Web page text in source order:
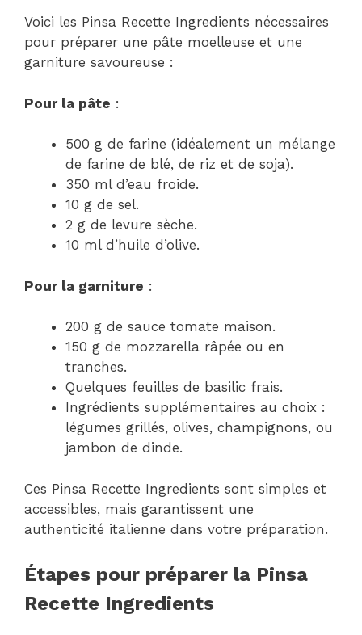
Voici les Pinsa Recette Ingredients nécessaires
pour préparer une pâte moelleuse et une
garniture savoureuse :
Pour la pâte :
500 g de farine (idéalement un mélange
de farine de blé, de riz et de soja).
350 ml d’eau froide.
10 g de sel.
2 g de levure sèche.
10 ml d’huile d’olive.
Pour la garniture :
200 g de sauce tomate maison.
150 g de mozzarella râpée ou en
tranches.
Quelques feuilles de basilic frais.
Ingrédients supplémentaires au choix :
légumes grillés, olives, champignons, ou
jambon de dinde.
Ces Pinsa Recette Ingredients sont simples et
accessibles, mais garantissent une
authenticité italienne dans votre préparation.
Étapes pour préparer la Pinsa
Recette Ingredients